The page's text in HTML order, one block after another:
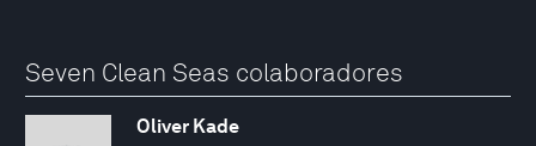
Seven Clean Seas colaboradores
Oliver Kade